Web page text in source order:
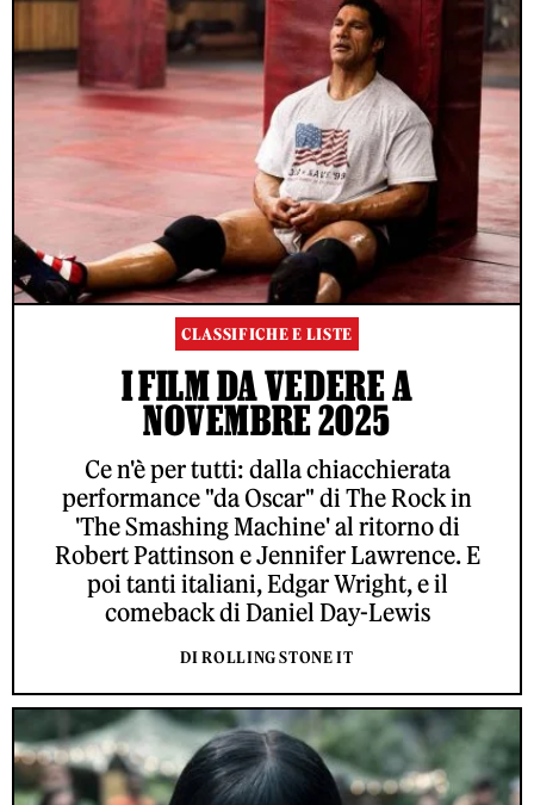
CLASSIFICHE E LISTE
I FILM DA VEDERE A
NOVEMBRE 2025
Ce n'è per tutti: dalla chiacchierata
performance "da Oscar" di The Rock in
'The Smashing Machine' al ritorno di
Robert Pattinson e Jennifer Lawrence. E
poi tanti italiani, Edgar Wright, e il
comeback di Daniel Day-Lewis
DI ROLLING STONE IT